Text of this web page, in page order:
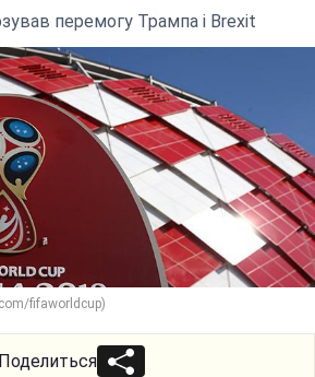
перемогу Трампа і Brexit
fifaworldcup)
Поделиться